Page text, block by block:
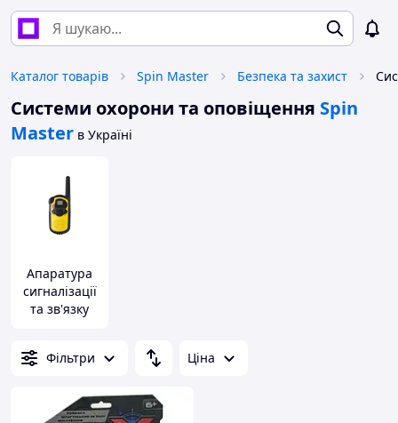
Каталог товарів Spin Master Безпека та захист
Системи охорони та оповіщення Spin
Master в Україні
Апаратура
сигналізації
та зв'язку
Фільтри Ціна